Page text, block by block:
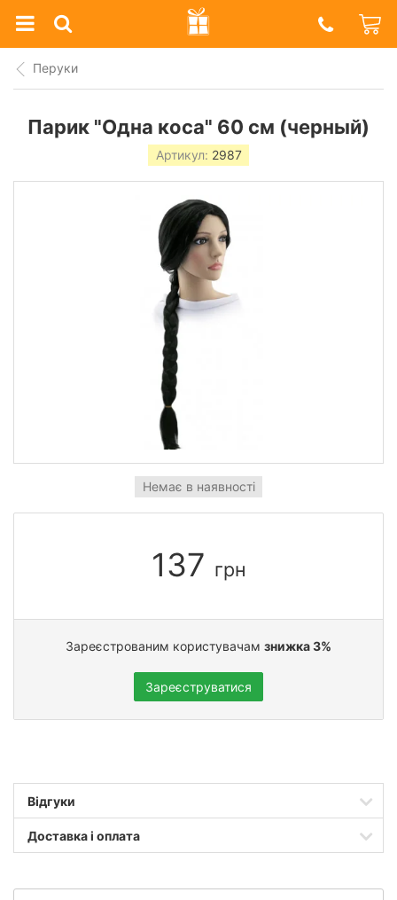
Prazdnik
Shop
Перуки
Парик "Одна коса" 60 см (черный)
Артикул: 2987
Немає в наявності
137 грн
Зареєстрованим користувачам знижка 3%
Зареєструватися
Відгуки
Доставка і оплата